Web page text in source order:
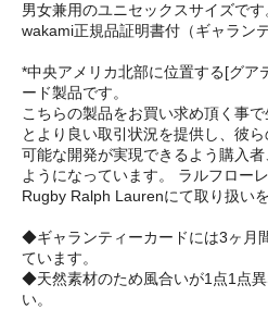
男女兼用のユニセックスサイズです
wakami正規品証明書付（ギャラン
*中央アメリカ北部に位置する[グア
ード製品です。
こちらの製品をお買い求め頂く事
とより良い取引状況を提供し、彼
可能な開発が実現できるよう購入
ようになっています。 ラルフロー
Rugby Ralph Laurenにて取り扱い
◆ギャランティーカードには3ヶ月
ています。
◆天然素材のため風合いが1点1点
い。